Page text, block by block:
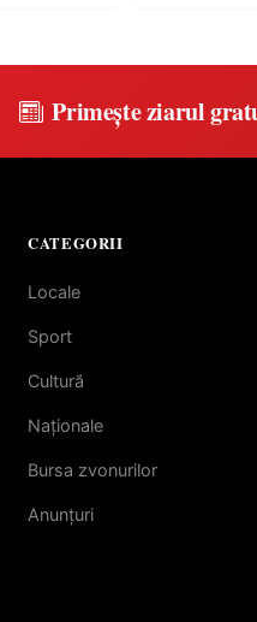
Primește ziarul
CATEGORII
Locale
Sport
Cultură
Naționale
Bursa zvonurilor
Anunțuri